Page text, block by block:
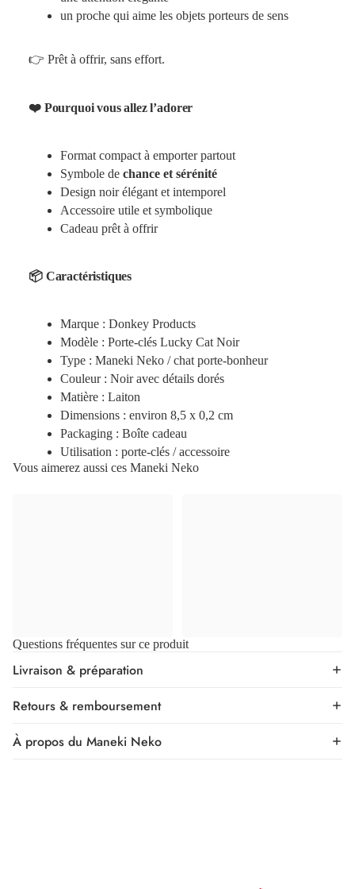
un proche qui aime les objets porteurs de sens
👉 Prêt à offrir, sans effort.
❤️ Pourquoi vous allez l’adorer
Format compact à emporter partout
Symbole de chance et sérénité
Design noir élégant et intemporel
Accessoire utile et symbolique
Cadeau prêt à offrir
📦 Caractéristiques
Marque : Donkey Products
Modèle : Porte-clés Lucky Cat Noir
Type : Maneki Neko / chat porte-bonheur
Couleur : Noir avec détails dorés
Matière : Laiton
Dimensions : environ 8,5 x 0,2 cm
Packaging : Boîte cadeau
Utilisation : porte-clés / accessoire
Vous aimerez aussi ces Maneki Neko
Questions fréquentes sur ce produit
Livraison & préparation
Retours & remboursement
À propos du Maneki Neko